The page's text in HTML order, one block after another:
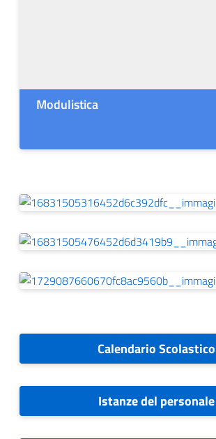
Modulistica
Calendario Scolastico
Istanze del personale